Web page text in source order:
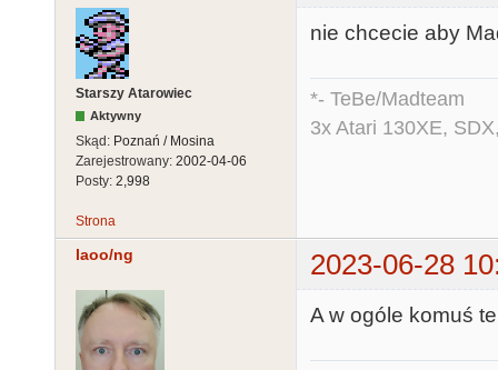
Starszy Atarowiec
Aktywny
Skąd: Poznań / Mosina
Zarejestrowany: 2002-04-06
Posty: 2,998
nie chcecie aby
*- TeBe/Madteam
3x Atari 130XE,
Strona
laoo/ng 2023-06-28
A w ogóle komuś